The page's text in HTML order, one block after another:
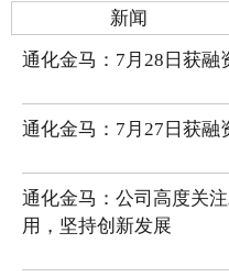
新闻
通化金马：7月28日获融
通化金马：7月27日获融
通化金马：公司高度关
用，坚持创新发展